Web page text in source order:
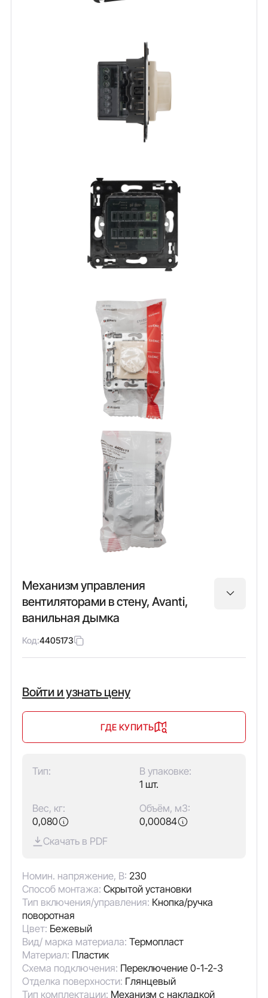
Механизм управления
вентиляторами в стену, Avanti,
ванильная дымка
Код:4405173
Войти и узнать цену
ГДЕ КУПИТЬ
Тип:
В упаковке:
1 шт.
Вес, кг:
0,080
Объём, м3:
0,00084
Скачать в PDF
Номин. напряжение, В: 230
Способ монтажа: Скрытой установки
Тип включения/управления: Кнопка/ручка
поворотная
Цвет: Бежевый
Вид/ марка материала: Термопласт
Материал: Пластик
Схема подключения: Переключение 0-1-2-3
Отделка поверхности: Глянцевый
Тип комплектации: Механизм с накладкой